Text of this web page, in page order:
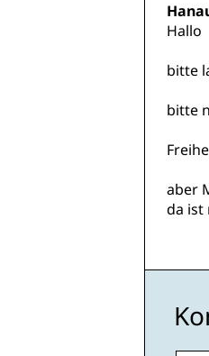
Hallo
bitte
bitte
aber
da ist